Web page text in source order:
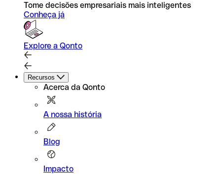
Tome decisões empresariais mais inteligentes
Conheça já
Explore a Qonto
Recursos
Acerca da Qonto
A nossa história
Blog
Impacto